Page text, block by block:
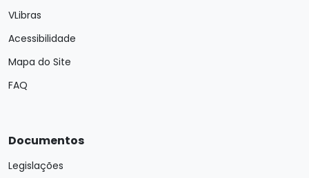
VLibras
Acessibilidade
Mapa do Site
FAQ
Documentos
Legislações